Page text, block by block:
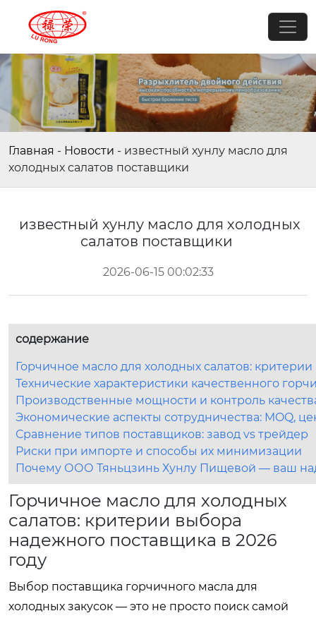
Главная - Новости - известный хунлу масло для
холодных салатов поставщики
известный хунлу масло для холодных
салатов поставщики
2026-06-15 00:02:33
содержание
Горчичное масло для холодных салатов:
Технические характеристики качественного
Производственные мощности и контроль
Экономические аспекты сотрудничества: MOQ,
Сравнение типов поставщиков: завод vs трейдер
Риски при импорте и способы их минимизации
Почему ООО Тяньцзинь Хунлу Пищевой — ваш
Горчичное масло для холодных
салатов: критерии выбора
надежного поставщика в 2026
году
Выбор поставщика горчичного масла для
холодных закусок — это не просто поиск самой